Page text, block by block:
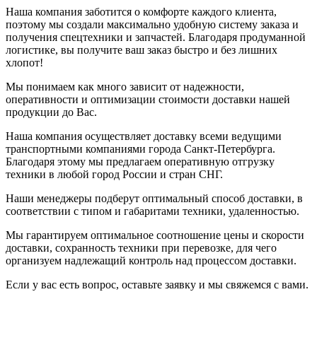
Наша компания заботится о комфорте каждого клиента,
поэтому мы создали максимально удобную систему заказа и
получения спецтехники и запчастей. Благодаря продуманной
логистике, вы получите ваш заказ быстро и без лишних
хлопот!
Мы понимаем как много зависит от надежности,
оперативности и оптимизации стоимости доставки нашей
продукции до Вас.
Наша компания осуществляет доставку всеми ведущими
транспортными компаниями города Санкт-Петербурга.
Благодаря этому мы предлагаем оперативную отгрузку
техники в любой город России и стран СНГ.
Наши менеджеры подберут оптимальный способ доставки, в
соответствии с типом и габаритами техники, удаленностью.
Мы гарантируем оптимальное соотношение цены и скорости
доставки, сохранность техники при перевозке, для чего
организуем надлежащий контроль над процессом доставки.
Если у вас есть вопрос, оставьте заявку и мы свяжемся с вами.